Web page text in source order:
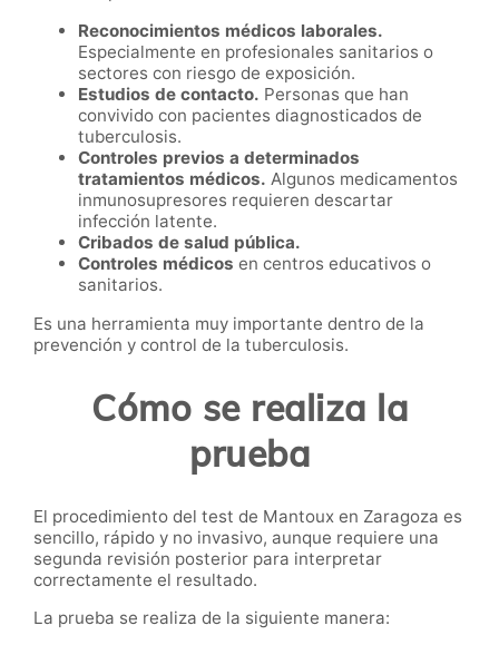
Reconocimientos médicos laborales.
Especialmente en profesionales sanitarios o
sectores con riesgo de exposición.
Estudios de contacto. Personas que han
convivido con pacientes diagnosticados de
tuberculosis.
Controles previos a determinados
tratamientos médicos. Algunos medicamentos
inmunosupresores requieren descartar
infección latente.
Cribados de salud pública.
Controles médicos en centros educativos o
sanitarios.
Es una herramienta muy importante dentro de la
prevención y control de la tuberculosis.
Cómo se realiza la
prueba
El procedimiento del test de Mantoux en Zaragoza es
sencillo, rápido y no invasivo, aunque requiere una
segunda revisión posterior para interpretar
correctamente el resultado.
La prueba se realiza de la siguiente manera: